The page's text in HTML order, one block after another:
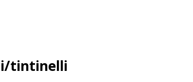
tintinelli